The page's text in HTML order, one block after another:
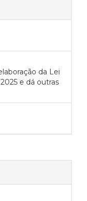
da Lei
e dá outras